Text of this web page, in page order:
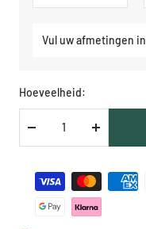
Vul uw afmetingen in
Hoeveelheid:
Verlaag
Verhoog